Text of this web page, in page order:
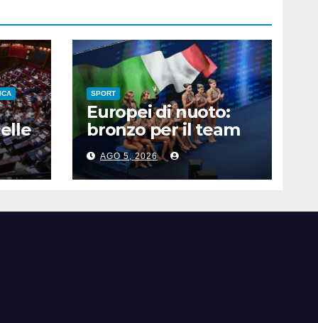
SPORT
Europei di nuoto:
bronzo per il team
acrobatico artistico
dell’Italia
AGO 5, 2026